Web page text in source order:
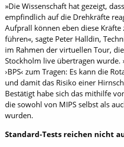
»Die Wissenschaft hat gezeigt,
empfindlich auf die Drehkräfte
Aufprall können eben diese Kräfte
führen«, sagte Peter Halldin,
im Rahmen der virtuellen Tour,
Stockholm live übertragen wurde.
›BPS‹ zum Tragen: Es kann die
und damit das Risiko einer
Bestätigt habe sich das mithilfe
die sowohl von MIPS selbst als
wurden.
Standard-Tests reichen nicht